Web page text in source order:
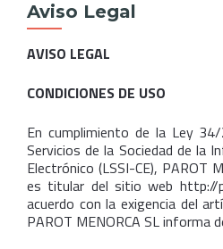
Aviso Legal
AVISO LEGAL
CONDICIONES DE USO
En cumplimiento de la Ley
Servicios de la Sociedad de la
Electrónico (LSSI-CE), PAROT
es titular del sitio web http://
acuerdo con la exigencia del
PAROT MENORCA SL informa